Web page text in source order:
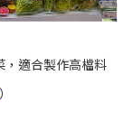
，適合製作高檔料
）